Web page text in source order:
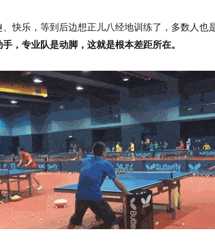
快乐，等到后边想正儿八经地训练了，多数人也
，专业队是动脚，这就是根本差距所在。